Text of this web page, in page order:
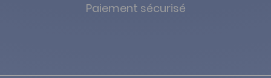
Paiement sécurisé